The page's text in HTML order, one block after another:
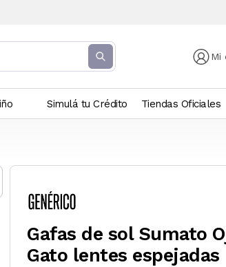
Mi
Simulá tu Crédito Tiendas Oficiales
Gafas de sol Sumato
Gato lentes espejadas